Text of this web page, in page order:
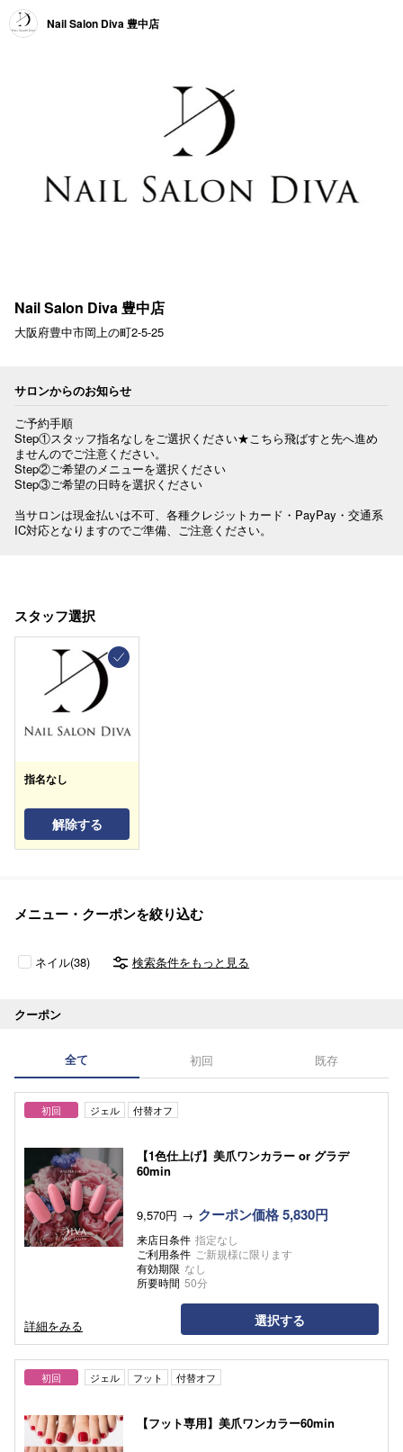
Nail Salon Diva 豊中店
Nail Salon Diva 豊中店
大阪府豊中市岡上の町2-5-25
サロンからのお知らせ
ご予約手順
Step①スタッフ指名なしをご選択ください★こちら飛ばすと先へ進め
ませんのでご注意ください。
Step②ご希望のメニューを選択ください
Step③ご希望の日時を選択ください
当サロンは現金払いは不可、各種クレジットカード・PayPay・交通系
IC対応となりますのでご準備、ご注意ください。
スタッフ選択
指名なし
解除する
メニュー・クーポンを絞り込む
ネイル(38) 検索条件をもっと見る
クーポン
全て 初回 既存
初回 ジェル 付替オフ
【1色仕上げ】美爪ワンカラー or グラデ
60min
9,570円 クーポン価格 5,830円
来店日条件 指定なし
ご利用条件 ご新規様に限ります
有効期限 なし
所要時間 50分
詳細をみる 選択する
初回 ジェル フット 付替オフ
【フット専用】美爪ワンカラー60min